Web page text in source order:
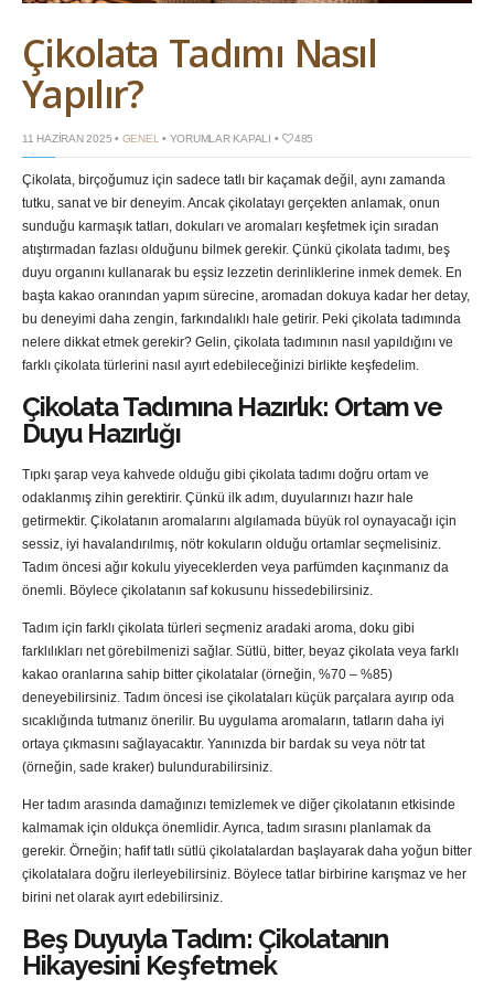
Çikolata Tadımı Nasıl
Yapılır?
11 HAZIRAN 2025 • GENEL • ÇIKOLATA
YAPILIR?
YORUMLAR KAPALI • 485
Çikolata, birçoğumuz için sadece tatlı bir kaçamak değil, aynı zamanda
tutku, sanat ve bir deneyim. Ancak çikolatayı gerçekten anlamak, onun
sunduğu karmaşık tatları, dokuları ve aromaları keşfetmek için sıradan
atıştırmadan fazlası olduğunu bilmek gerekir. Çünkü çikolata tadımı, beş
duyu organını kullanarak bu eşsiz lezzetin derinliklerine inmek demek. En
başta kakao oranından yapım sürecine, aromadan dokuya kadar her detay,
bu deneyimi daha zengin, farkındalıklı hale getirir. Peki çikolata tadımında
nelere dikkat etmek gerekir? Gelin, çikolata tadımının nasıl yapıldığını ve
farklı çikolata türlerini nasıl ayırt edebileceğinizi birlikte keşfedelim.
Çikolata Tadımına Hazırlık: Ortam ve
Duyu Hazırlığı
Tıpkı şarap veya kahvede olduğu gibi çikolata tadımı doğru ortam ve
odaklanmış zihin gerektirir. Çünkü ilk adım, duyularınızı hazır hale
getirmektir. Çikolatanın aromalarını algılamada büyük rol oynayacağı için
sessiz, iyi havalandırılmış, nötr kokuların olduğu ortamlar seçmelisiniz.
Tadım öncesi ağır kokulu yiyeceklerden veya parfümden kaçınmanız da
önemli. Böylece çikolatanın saf kokusunu hissedebilirsiniz.
Tadım için farklı çikolata türleri seçmeniz aradaki aroma, doku gibi
farklılıkları net görebilmenizi sağlar. Sütlü, bitter, beyaz çikolata veya farklı
kakao oranlarına sahip bitter çikolatalar (örneğin, %70 – %85)
deneyebilirsiniz. Tadım öncesi ise çikolataları küçük parçalara ayırıp oda
sıcaklığında tutmanız önerilir. Bu uygulama aromaların, tatların daha iyi
ortaya çıkmasını sağlayacaktır. Yanınızda bir bardak su veya nötr tat
(örneğin, sade kraker) bulundurabilirsiniz.
Her tadım arasında damağınızı temizlemek ve diğer çikolatanın etkisinde
kalmamak için oldukça önemlidir. Ayrıca, tadım sırasını planlamak da
gerekir. Örneğin; hafif tatlı sütlü çikolatalardan başlayarak daha yoğun bitter
çikolatalara doğru ilerleyebilirsiniz. Böylece tatlar birbirine karışmaz ve her
birini net olarak ayırt edebilirsiniz.
Beş Duyuyla Tadım: Çikolatanın
Hikayesini Keşfetmek